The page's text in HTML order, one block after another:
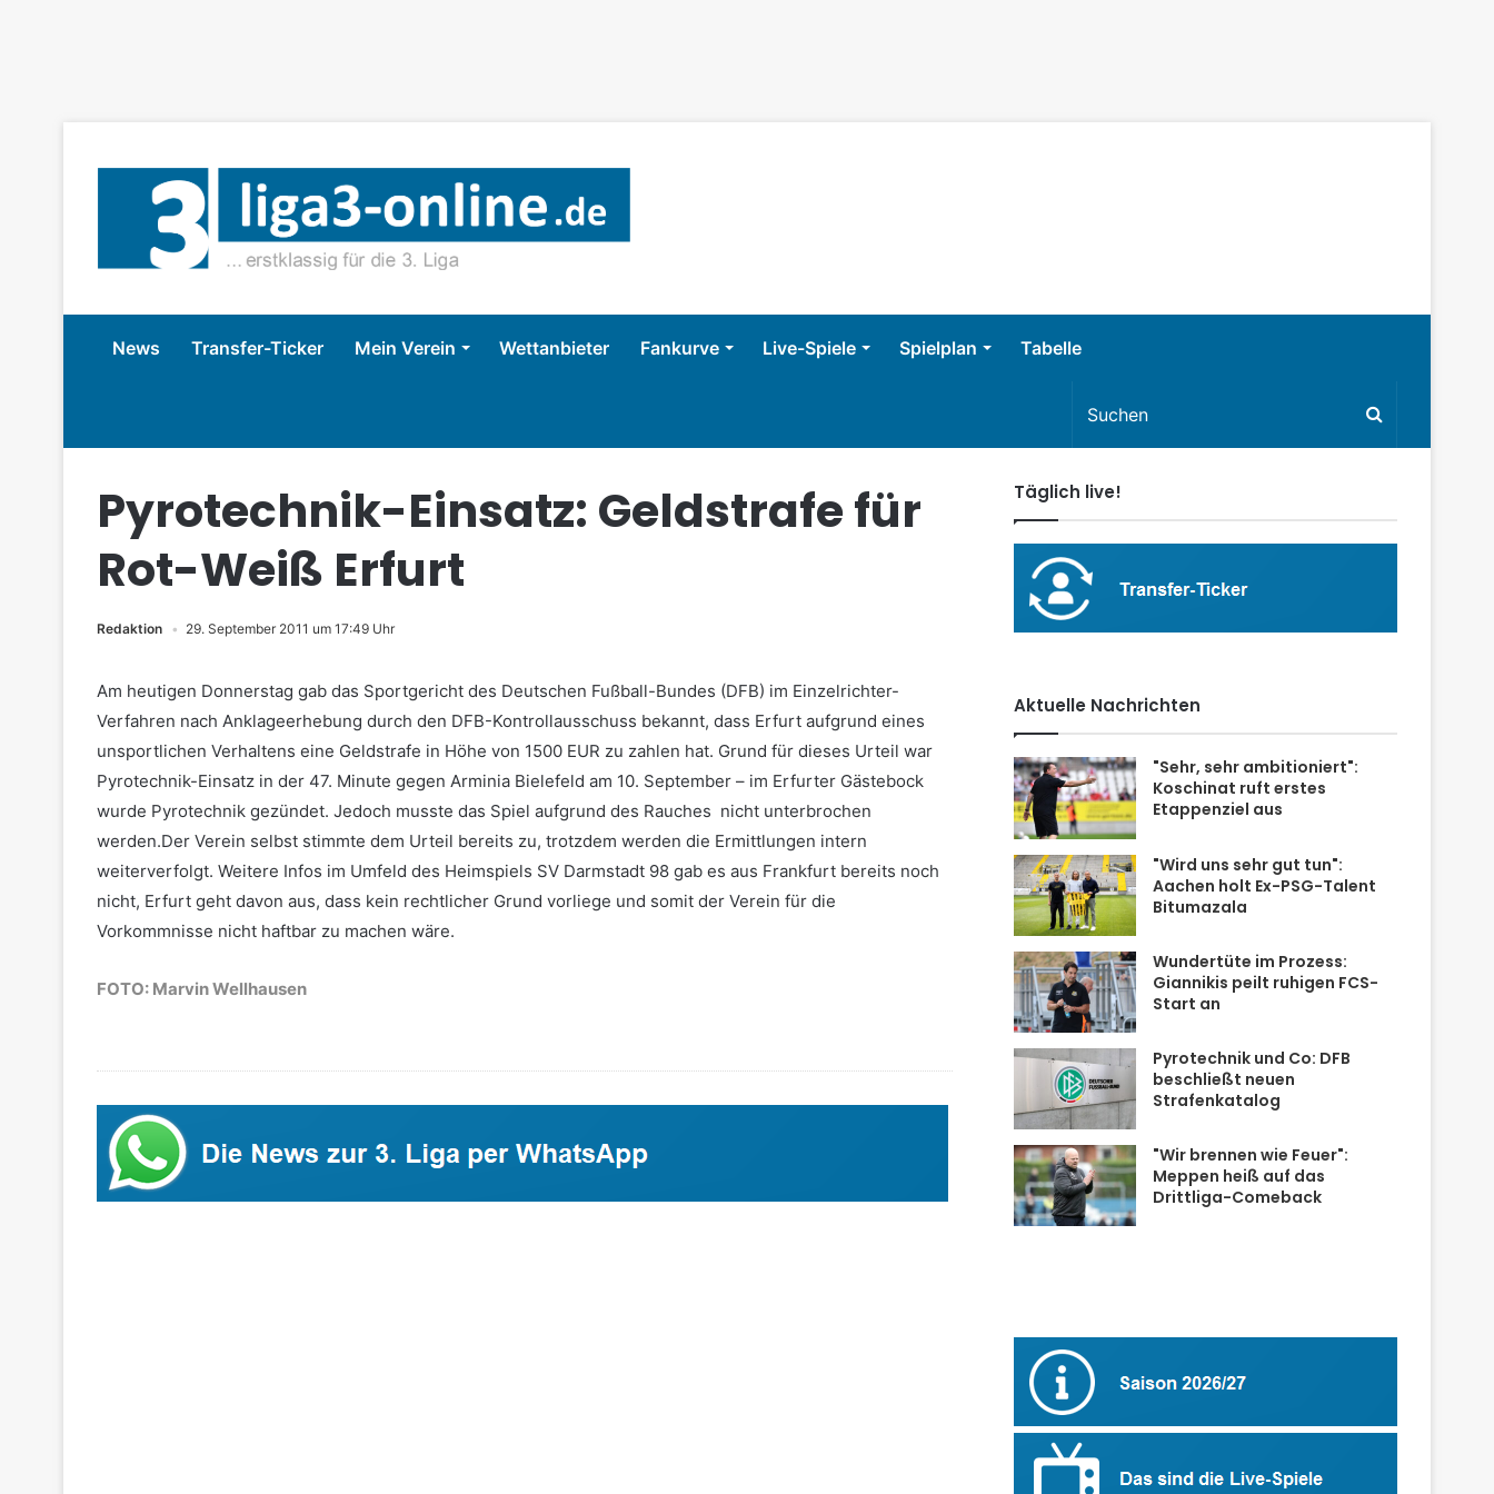
News Transfer-Ticker Mein Verein Wettanbieter Fankurve Live-Spiele Spielplan Tabelle
Pyrotechnik-Einsatz: Geldstrafe für
Rot-Weiß Erfurt
Redaktion 29. September 2011 um 17:49 Uhr
Am heutigen Donnerstag gab das Sportgericht des Deutschen Fußball-Bundes (DFB) im Einzelrichter-
Verfahren nach Anklageerhebung durch den DFB-Kontrollausschuss bekannt, dass Erfurt aufgrund eines
unsportlichen Verhaltens eine Geldstrafe in Höhe von 1500 EUR zu zahlen hat. Grund für dieses Urteil war
Pyrotechnik-Einsatz in der 47. Minute gegen Arminia Bielefeld am 10. September – im Erfurter Gästebock
wurde Pyrotechnik gezündet. Jedoch musste das Spiel aufgrund des Rauches nicht unterbrochen
werden.Der Verein selbst stimmte dem Urteil bereits zu, trotzdem werden die Ermittlungen intern
weiterverfolgt. Weitere Infos im Umfeld des Heimspiels SV Darmstadt 98 gab es aus Frankfurt bereits noch
nicht, Erfurt geht davon aus, dass kein rechtlicher Grund vorliege und somit der Verein für die
Vorkommnisse nicht haftbar zu machen wäre.
FOTO: Marvin Wellhausen
Täglich live!
Aktuelle Nachrichten
"Sehr, sehr ambitioniert":
Koschinat ruft erstes
Etappenziel aus
"Wird uns sehr gut tun":
Aachen holt Ex-PSG-Talent
Bitumazala
Wundertüte im Prozess:
Giannikis peilt ruhigen FCS-
Start an
Pyrotechnik und Co: DFB
beschließt neuen
Strafenkatalog
"Wir brennen wie Feuer":
Meppen heiß auf das
Drittliga-Comeback